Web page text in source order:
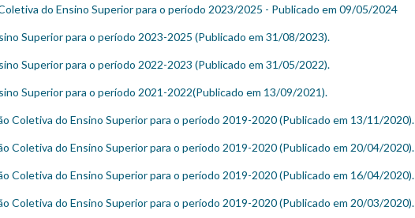
do Ensino Superior para o período 2023/2025 - Publicado em 09/05/2024
Superior para o período 2023-2025 (Publicado em 31/08/2023).
Superior para o período 2022-2023 (Publicado em 31/05/2022).
Superior para o período 2021-2022(Publicado em 13/09/2021).
Coletiva do Ensino Superior para o período 2019-2020 (Publicado em 13/11/2020).
Coletiva do Ensino Superior para o período 2019-2020 (Publicado em 20/04/2020).
Coletiva do Ensino Superior para o período 2019-2020 (Publicado em 16/04/2020).
Coletiva do Ensino Superior para o período 2019-2020 (Publicado em 20/03/2020).